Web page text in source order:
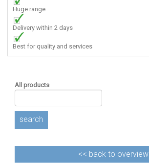
Huge range
Delivery within 2 days
Best for quality and services
All products
search
<< back to overview